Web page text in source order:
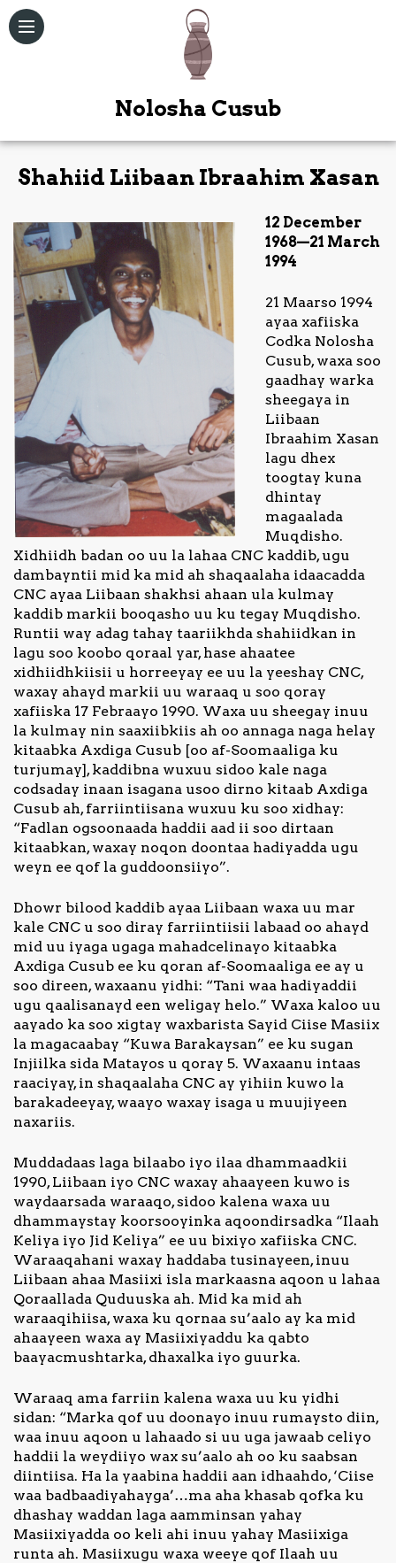
Maqal /
Muuqal
Kitaabka
Quduuska
Bogag
Kale
Nagala
xiriir
Nolosha Cusub
Shahiid Liibaan Ibraahim Xasan
12 December
1968—21 March
1994
21 Maarso 1994
ayaa xafiiska
Codka Nolosha
Cusub, waxa soo
gaadhay warka
sheegaya in
Liibaan
Ibraahim Xasan
lagu dhex
toogtay kuna
dhintay
magaalada
Muqdisho.
Xidhiidh badan oo uu la lahaa CNC kaddib, ugu
dambayntii mid ka mid ah shaqaalaha idaacadda
CNC ayaa Liibaan shakhsi ahaan ula kulmay
kaddib markii booqasho uu ku tegay Muqdisho.
Runtii way adag tahay taariikhda shahiidkan in
lagu soo koobo qoraal yar, hase ahaatee
xidhiidhkiisii u horreeyay ee uu la yeeshay CNC,
waxay ahayd markii uu waraaq u soo qoray
xafiiska 17 Febraayo 1990. Waxa uu sheegay inuu
la kulmay nin saaxiibkiis ah oo annaga naga helay
kitaabka Axdiga Cusub [oo af-Soomaaliga ku
turjumay], kaddibna wuxuu sidoo kale naga
codsaday inaan isagana usoo dirno kitaab Axdiga
Cusub ah, farriintiisana wuxuu ku soo xidhay:
“Fadlan ogsoonaada haddii aad ii soo dirtaan
kitaabkan, waxay noqon doontaa hadiyadda ugu
weyn ee qof la guddoonsiiyo”.
Dhowr bilood kaddib ayaa Liibaan waxa uu mar
kale CNC u soo diray farriintiisii labaad oo ahayd
mid uu iyaga ugaga mahadcelinayo kitaabka
Axdiga Cusub ee ku qoran af-Soomaaliga ee ay u
soo direen, waxaanu yidhi: “Tani waa hadiyaddii
ugu qaalisanayd een weligay helo.” Waxa kaloo uu
aayado ka soo xigtay waxbarista Sayid Ciise Masiix
la magacaabay “Kuwa Barakaysan” ee ku sugan
Injiilka sida Matayos u qoray 5. Waxaanu intaas
raaciyay, in shaqaalaha CNC ay yihiin kuwo la
barakadeeyay, waayo waxay isaga u muujiyeen
naxariis.
Muddadaas laga bilaabo iyo ilaa dhammaadkii
1990, Liibaan iyo CNC waxay ahaayeen kuwo is
waydaarsada waraaqo, sidoo kalena waxa uu
dhammaystay koorsooyinka aqoondirsadka “Ilaah
Keliya iyo Jid Keliya” ee uu bixiyo xafiiska CNC.
Waraaqahani waxay haddaba tusinayeen, inuu
Liibaan ahaa Masiixi isla markaasna aqoon u lahaa
Qoraallada Quduuska ah. Mid ka mid ah
waraaqihiisa, waxa ku qornaa su’aalo ay ka mid
ahaayeen waxa ay Masiixiyaddu ka qabto
baayacmushtarka, dhaxalka iyo guurka.
Waraaq ama farriin kalena waxa uu ku yidhi
sidan: “Marka qof uu doonayo inuu rumaysto diin,
waa inuu aqoon u lahaado si uu uga jawaab celiyo
haddii la weydiiyo wax su’aalo ah oo ku saabsan
diintiisa. Ha la yaabina haddii aan idhaahdo, ‘Ciise
waa badbaadiyahayga’…ma aha khasab qofka ku
dhashay waddan laga aamminsan yahay
Masiixiyadda oo keli ahi inuu yahay Masiixiga
runta ah. Masiixugu waxa weeye qof Ilaah uu